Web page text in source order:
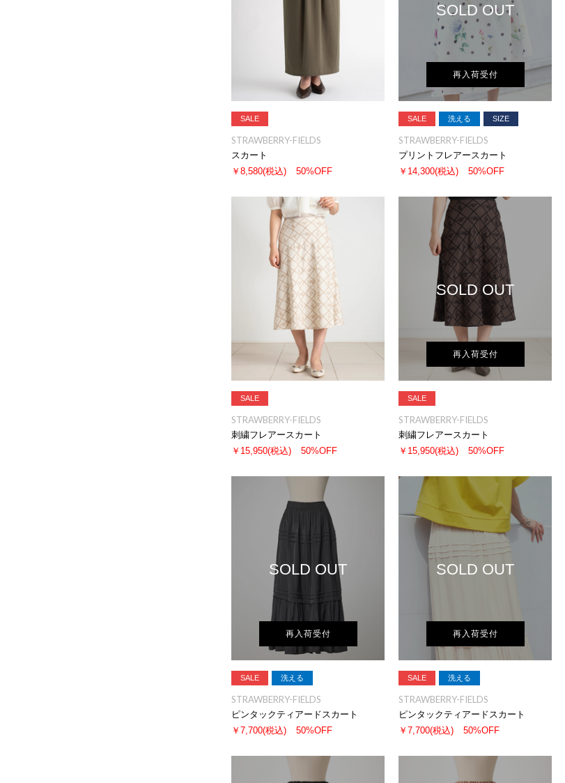
SALE
STRAWBERRY-FIELDS
スカート
￥8,580(税込) 50%OFF
SOLD OUT
再入荷受付
SALE 洗える SIZE
STRAWBERRY-FIELDS
プリントフレアースカート
￥14,300(税込) 50%OFF
SALE
STRAWBERRY-FIELDS
刺繍フレアースカート
￥15,950(税込) 50%OFF
SOLD OUT
再入荷受付
SALE
STRAWBERRY-FIELDS
刺繍フレアースカート
￥15,950(税込) 50%OFF
SOLD OUT
再入荷受付
SALE 洗える
STRAWBERRY-FIELDS
ピンタックティアードスカート
￥7,700(税込) 50%OFF
SOLD OUT
再入荷受付
SALE 洗える
STRAWBERRY-FIELDS
ピンタックティアードスカート
￥7,700(税込) 50%OFF